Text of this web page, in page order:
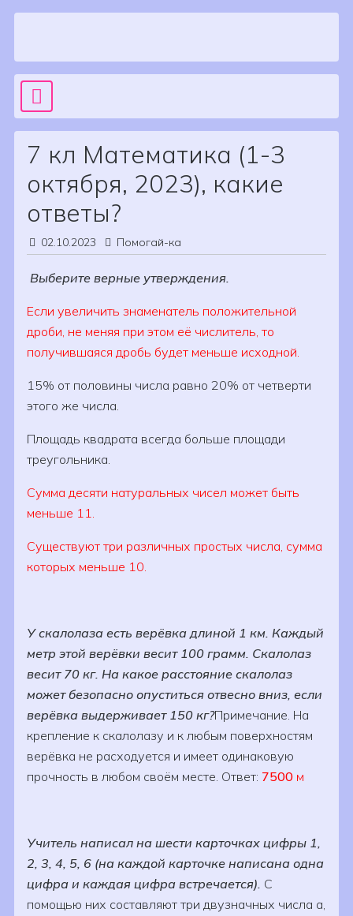
Main Navigation
7 кл Математика (1-3
октября, 2023), какие
ответы?
02.10.2023 Помогай-ка
Выберите верные утверждения.
Если увеличить знаменатель положительной
дроби, не меняя при этом её числитель, то
получившаяся дробь будет меньше исходной.
15% от половины числа равно 20% от четверти
этого же числа.
Площадь квадрата всегда больше площади
треугольника.
Сумма десяти натуральных чисел может быть
меньше 11.
Существуют три различных простых числа, сумма
которых меньше 10.
У скалолаза есть верёвка длиной 1 км. Каждый
метр этой верёвки весит 100 грамм. Скалолаз
весит 70 кг. На какое расстояние скалолаз
может безопасно опуститься отвесно вниз, если
верёвка выдерживает 150 кг?Примечание. На
крепление к скалолазу и к любым поверхностям
верёвка не расходуется и имеет одинаковую
прочность в любом своём месте. Ответ: 7500 м
Учитель написал на шести карточках цифры 1,
2, 3, 4, 5, 6 (на каждой карточке написана одна
цифра и каждая цифра встречается). С
помощью них составляют три двузначных числа a,